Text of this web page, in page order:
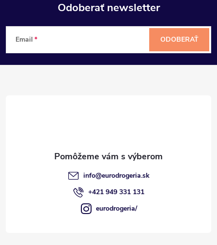
Z
á
Odoberať newsletter
Email ODOBERAŤ
info@eurodrogeria.sk
+421 949 331 131
eurodrogeria/